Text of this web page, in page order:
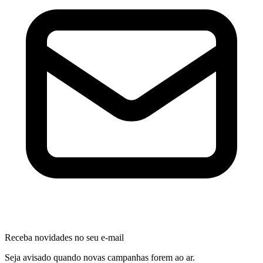
Receba novidades no seu e-mail
Seja avisado quando novas campanhas forem ao ar.